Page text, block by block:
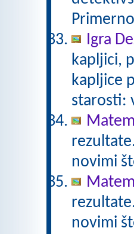
Igra
kapljici,
kapljice
starosti:
novimi
novimi